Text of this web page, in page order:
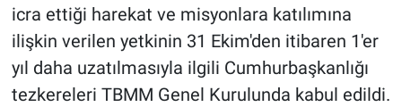
icra ettiği harekat ve misyonlara katılımına
ilişkin verilen yetkinin 31 Ekim'den itibaren 1'er
yıl daha uzatılmasıyla ilgili Cumhurbaşkanlığı
tezkereleri TBMM Genel Kurulunda kabul edildi.